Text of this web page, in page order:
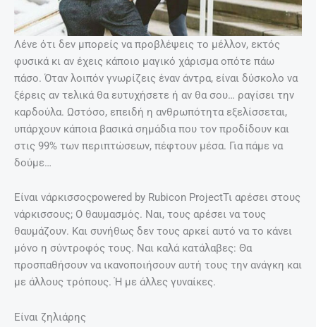
Λένε ότι δεν μπορείς να προβλέψεις το μέλλον, εκτός
φυσικά κι αν έχεις κάποιο μαγικό χάρισμα οπότε πάω
πάσο. Όταν λοιπόν γνωρίζεις έναν άντρα, είναι δύσκολο να
ξέρεις αν τελικά θα ευτυχήσετε ή αν θα σου… ραγίσει την
καρδούλα. Ωστόσο, επειδή η ανθρωπότητα εξελίσσεται,
υπάρχουν κάποια βασικά σημάδια που τον προδίδουν και
στις 99% των περιπτώσεων, πέφτουν μέσα. Για πάμε να
δούμε…
Είναι νάρκισσοςpowered by Rubicon ProjectΤι αρέσει στους
νάρκισσους; Ο θαυμασμός. Ναι, τους αρέσει να τους
θαυμάζουν. Και συνήθως δεν τους αρκεί αυτό να το κάνει
μόνο η σύντροφός τους. Ναι καλά κατάλαβες: Θα
προσπαθήσουν να ικανοποιήσουν αυτή τους την ανάγκη και
με άλλους τρόπους. Ή με άλλες γυναίκες.
Είναι ζηλιάρης